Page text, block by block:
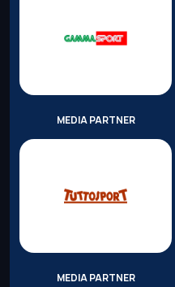
MEDIA PARTNER
MEDIA PARTNER